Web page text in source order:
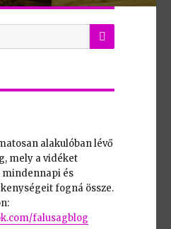
KERES
alakulóban lévő
mely a vidéket
mindennapi és
fogná össze.
falusagblog